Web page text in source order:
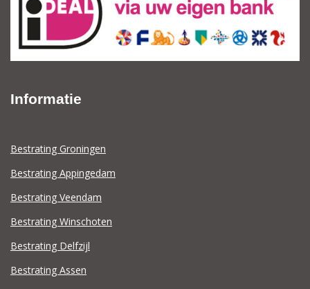
Informatie
Bestrating Groningen
Bestrating Appingedam
Bestrating Veendam
Bestrating Winschoten
Bestrating Delfzijl
Bestrating Assen